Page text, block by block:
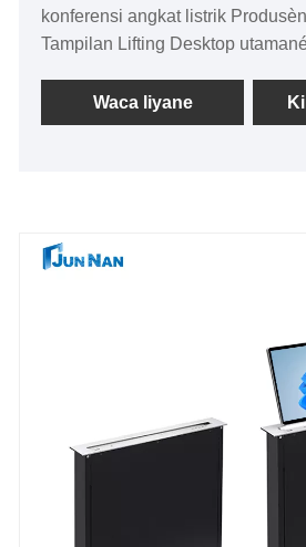
konferensi angkat listrik
Tampilan Lifting Desktop
pendidikan lan institusi medical
liyane. Prinsip dhasar yaiku
Lifting, mung liwat operasi
kanggo mundhakaken tampilan
jiwit, aman lan sumelang-free,
Waca liyane